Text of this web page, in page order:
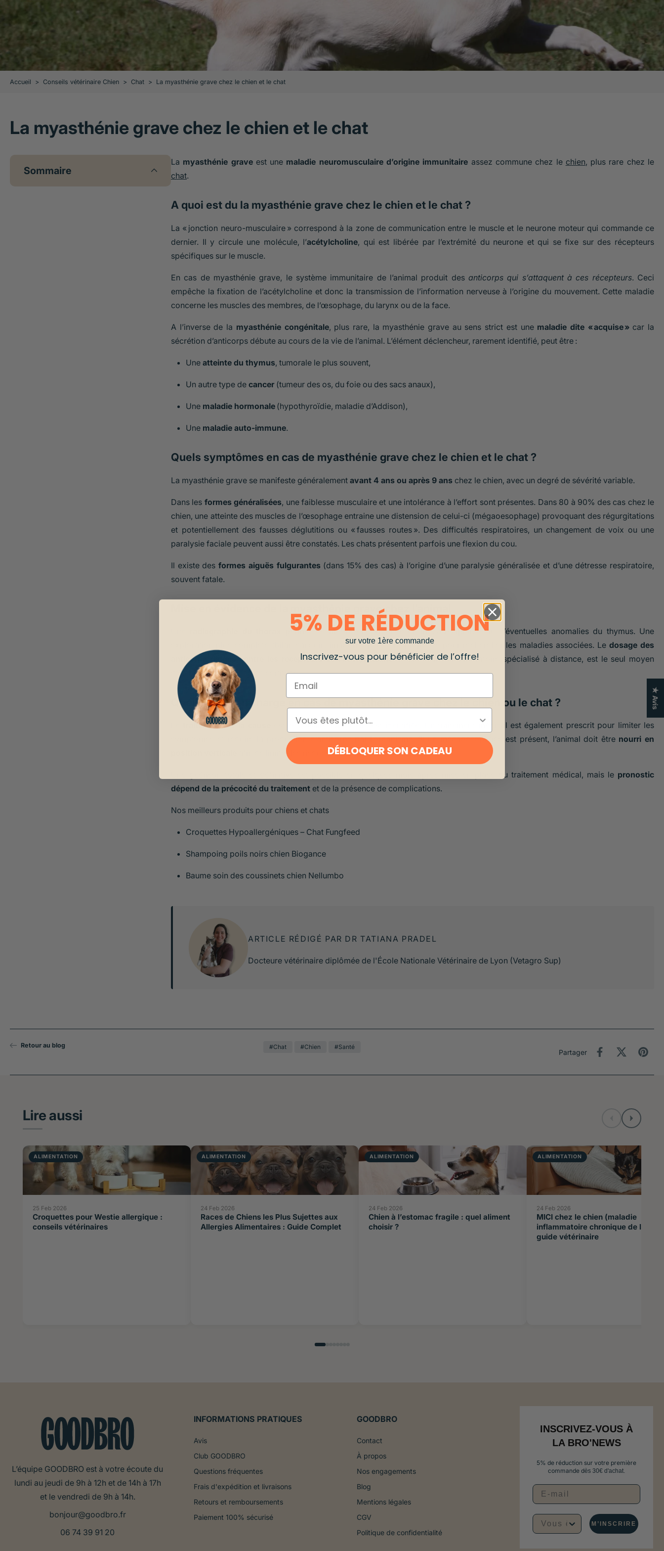
Accueil > Conseils vétérinaire Chien > Chat > La myasthénie grave chez le chien et le chat
La myasthénie grave chez le chien et le chat
Sommaire
La myasthénie graveest une maladie neuromusculaire d’origine immunitaire assez commune chez le chien, plus rare chez le
chat.
A quoi est du la myasthénie grave chez le chien et le chat ?
La « jonction neuro-musculaire » correspond à la zone de communication entre le muscle et le neurone moteur qui commande ce
dernier. Il y circule une molécule, l’acétylcholine, qui est libérée par l’extrémité du neurone et qui se fixe sur des récepteurs
spécifiques sur le muscle.
En cas de myasthénie grave, le système immunitaire de l’animal produit desanticorps qui s’attaquent à ces récepteurs. Ceci
empêche la fixation de l’acétylcholine et donc la transmission de l’information nerveuse à l’origine du mouvement. Cette maladie
concerne les muscles des membres, de l’œsophage, du larynx ou de la face.
A l’inverse de la myasthénie congénitale, plus rare, la myasthénie grave au sens strict est une maladie dite « acquise »car la
sécrétion d’anticorps débute au cours de la vie de l’animal. L’élément déclencheur, rarement identifié, peut être :
Une atteinte du thymus, tumorale le plus souvent,
Un autre type de cancer (tumeur des os, du foie ou des sacs anaux),
Une maladie hormonale (hypothyroïdie, maladie d’Addison),
Une maladie auto-immune.
Quels symptômes en cas de myasthénie grave chez le chien et le chat ?
La myasthénie grave se manifeste généralement avant 4 ans ou après 9 ans chez le chien, avec un degré de sévérité variable.
Dans les formes généralisées, une faiblesse musculaire et une intolérance à l’effort sont présentes. Dans 80 à 90% des cas chez le
chien, une atteinte des muscles de l’œsophage entraine une distension de celui-ci (mégaoesophage) provoquant des régurgitations
et potentiellement des fausses déglutitions ou « fausses routes ». Des difficultés respiratoires, un changement de voix ou une
paralysie faciale peuvent aussi être constatés. Les chats présentent parfois une flexion du cou.
Il existe desformes aiguës fulgurantes(dans 15% des cas) à l’origine d’une paralysie généralisée et d’une détresse respiratoire,
souvent fatale.
Mise en évidence de la myasthénie grave chez l’animal
permet de mettre en évidence un mégaœsophage ou d’éventuelles anomalies du thymus. Une
exploration plus complète (bilan sanguin, imagerie) peut être proposée pour rechercher les maladies associées. Le dosage des
anticorps dirigés contre les récepteurs de l’acétylcholine, réalisé dans un laboratoire spécialisé à distance, est le seul moyen
d’établir un diagnostic de certitude.
Quelle prise en charge en cas de myasthénie grave chez le chien ou le chat ?
traitement de la cause
est nécessaire lorsqu’elle est identifiée. Un traitement médical est également prescrit pour limiter les
symptômes et réduire la production d’anticorps par l’organisme. Si un mégaoesophage est présent, l’animal doit être nourri en
afin de limiter les risques de fausse déglutition.
Une guérison totale et définitive est possible en quelques mois après mise en place du traitement médical, mais le pronostic
dépend de la précocité du traitement et de la présence de complications.
Nos meilleurs produits pour chiens et chats
Croquettes Hypoallergéniques – Chat Fungfeed
Shampoing poils noirs chien Biogance
Baume soin des coussinets chien Nellumbo
ARTICLE RÉDIGÉ PAR DR TATIANA PRADEL
Docteure vétérinaire diplômée de l'École Nationale Vétérinaire de Lyon (Vetagro Sup)
Retour au blog #Chat #Chien #Santé
Partager
Lire aussi
ALIMENTATION
25 Feb 2026
Croquettes pour Westie allergique :
conseils vétérinaires
ALIMENTATION
24 Feb 2026
Races de Chiens les Plus Sujettes aux
Allergies Alimentaires : Guide Complet
ALIMENTATION
24 Feb 2026
Chien à l’estomac fragile : quel aliment
choisir ?
ALIMENTATION
24 Feb 2026
MICI chez le chien (maladie
inflammatoire chronique de
guide vétérinaire
L’équipe GOODBRO est à votre écoute du
lundi au jeudi de 9h à 12h et de 14h à 17h
et le vendredi de 9h à 14h.
bonjour@goodbro.fr
06 74 39 91 20
INFORMATIONS PRATIQUES
Avis
Club GOODBRO
Questions fréquentes
Frais d'expédition et livraisons
Retours et remboursements
Paiement 100% sécurisé
GOODBRO
Contact
À propos
Nos engagements
Blog
Mentions légales
CGV
Politique de confidentialité
INSCRIVEZ-VOUS À
LA BRO'NEWS
5% de réduction sur votre première
commande dès 30€ d'achat.
Vous êtes plutôt...
M’INSCRIRE
★ Avis
5% DE RÉDUCTION
sur votre 1ère commande
Inscrivez-vous pour bénéficier de l’offre!
Email
ESPÈCE
DÉBLOQUER SON CADEAU